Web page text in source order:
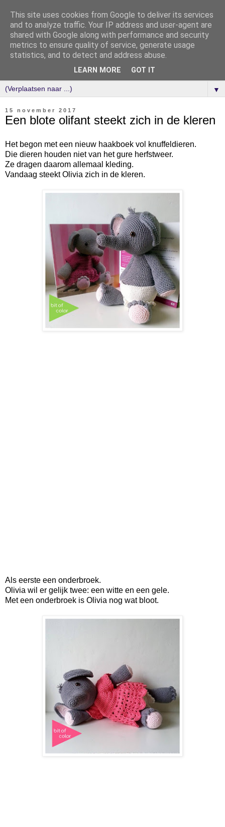
▼
15 november 2017
Een blote olifant steekt zich in de kleren
Het begon met een nieuw haakboek vol knuffeldieren.
Die dieren houden niet van het gure herfstweer.
Ze dragen daarom allemaal kleding.
Vandaag steekt Olivia zich in de kleren.
Als eerste een onderbroek.
Olivia wil er gelijk twee: een witte en een gele.
Met een onderbroek is Olivia nog wat bloot.
This site uses cookies from Google to deliver its services
and to analyze traffic. Your IP address and user-agent are
shared with Google along with performance and security
metrics to ensure quality of service, generate usage
statistics, and to detect and address abuse.
LEARN MORE GOT IT